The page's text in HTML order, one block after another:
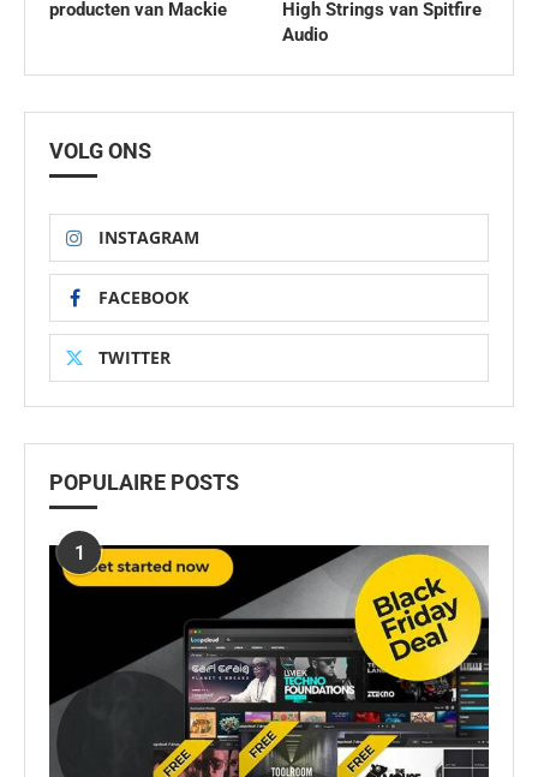
producten van Mackie
High Strings van Spitfire
Audio
VOLG ONS
INSTAGRAM
FACEBOOK
TWITTER
POPULAIRE POSTS
1